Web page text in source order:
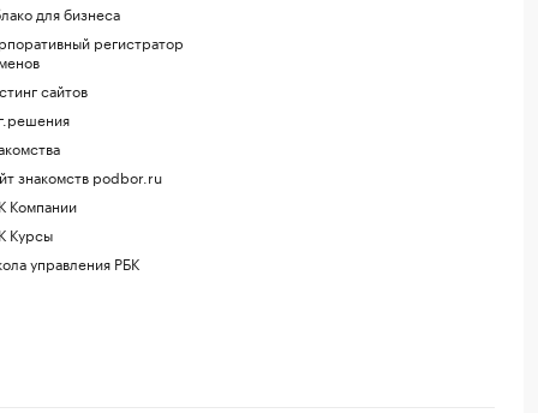
для бизнеса
регистратор
сайтов
знакомств podbor.ru
Компании
Курсы
управления РБК